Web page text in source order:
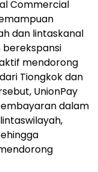
Commercial
dan lintaskanal
berekspansi
mendorong
Tiongkok dan
UnionPay
dalam
lintaswilayah,